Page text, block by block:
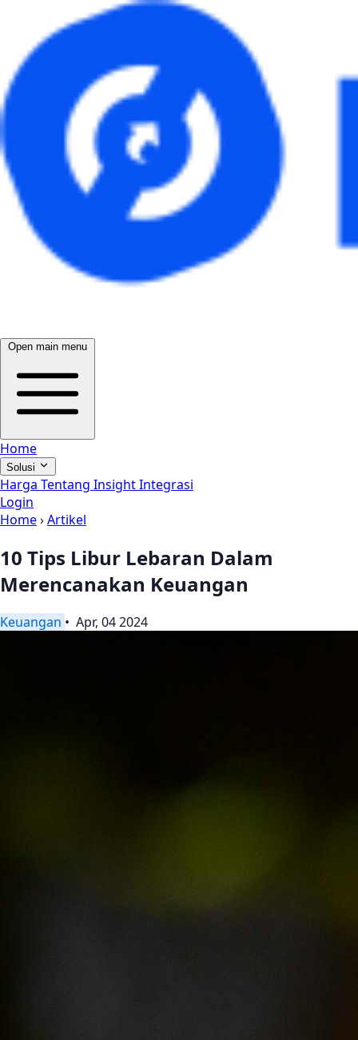
Open main menu
Home
Solusi
Harga Tentang InsightIntegrasi
Login
Home›Artikel
10 Tips Libur Lebaran Dalam
Merencanakan Keuangan
Keuangan • Apr, 04 2024